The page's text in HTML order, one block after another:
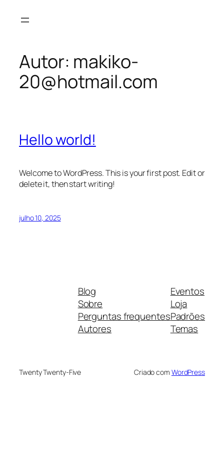
para
Autor: makiko-
20@hotmail.com
Hello world!
Welcome to WordPress. This is your first post. Edit or
delete it, then start writing!
julho 10, 2025
Blog
Sobre
Perguntas frequentes
Autores
Eventos
Loja
Padrões
Temas
Twenty Twenty-Five Criado com WordPress